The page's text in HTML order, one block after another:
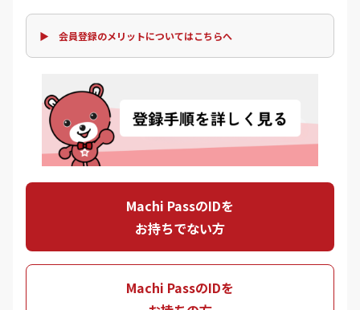
▶ 会員登録のメリットについてはこちらへ
Machi PassのIDを
お持ちでない方
Machi PassのIDを